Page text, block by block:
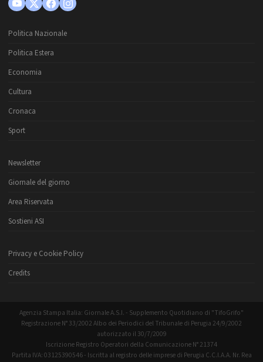
Politica Nazionale
Politica Estera
Economia
Cultura
Cronaca
Sport
Newsletter
Giornale del giorno
Area Riservata
Sostieni ASI
Privacy e Cookie Policy
Credits
Agenzia Stampa Italia: Giornale A.S.I. - Supplemento Quotidiano di "TifoGrifo"
Registrazione N° 33/2002 Albo dei Periodici del Tribunale di Perugia 24/9/2002
autorizzato il 30/7/2009
Iscrizione Registro Operatori della Comunicazione N° 21374
Partita IVA: 03125390546 - Iscritta al registro delle imprese di Perugia C.C.I.A.A. Nr. Rea